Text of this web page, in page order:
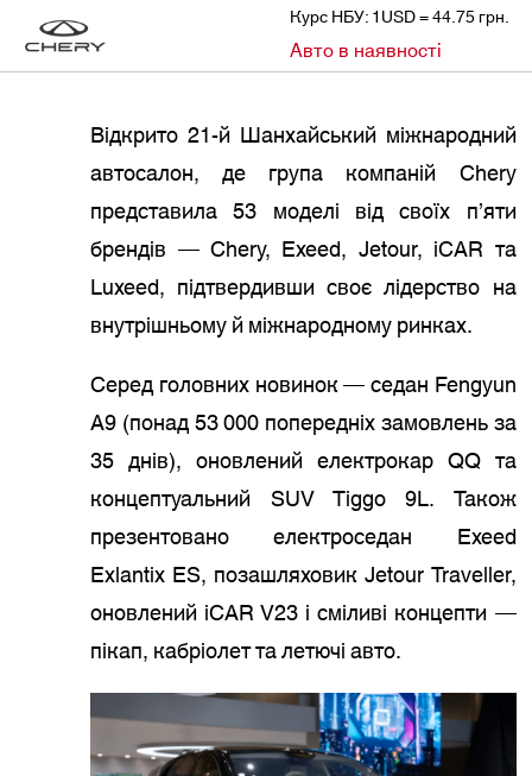
Курс НБУ: 1USD = 44.75 грн.
Авто в наявності
CHERY CHERY ВРАЖАЄ НА AUTO SHANGHAI 2025: 53 МОДЕЛІ, ІННОВАЦІЇ ТА ГЛОБАЛЬНІ АМБІЦІЇ
Відкрито 21-й Шанхайський міжнародний
автосалон, де група компаній Chery
представила 53 моделі від своїх п’яти
брендів — Chery, Exeed, Jetour, iCAR та
Luxeed, підтвердивши своє лідерство на
внутрішньому й міжнародному ринках.
Серед головних новинок — седан Fengyun
A9 (понад 53 000 попередніх замовлень за
35 днів), оновлений електрокар QQ та
концептуальний SUV Tiggo 9L. Також
презентовано електроседан Exeed
Exlantix ES, позашляховик Jetour Traveller,
оновлений iCAR V23 і сміливі концепти —
пікап, кабріолет та летючі авто.